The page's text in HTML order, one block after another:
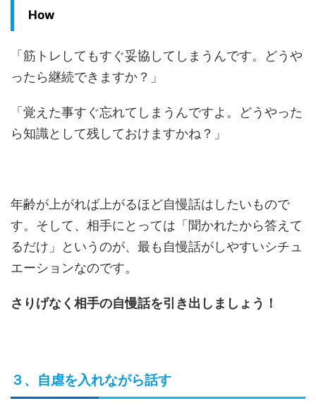
How
「筋トレしてもすぐ妥協してしまうんです。どうや
ったら継続できますか？」
「覚えた事すぐ忘れてしまうんですよ。どうやった
ら知識として残しておけますかね？」
年齢が上がれば上がるほど自慢話はしたいもので
す。そして、相手にとっては「聞かれたから答えて
るだけ」というのが、最も自慢話がしやすいシチュ
エーションなのです。
さりげなく相手の自慢話を引き出しましょう！
３、自虐を入れながら話す